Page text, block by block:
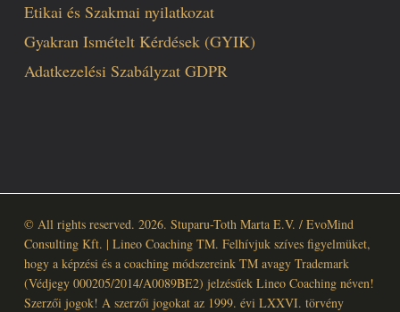
Etikai és Szakmai nyilatkozat
Gyakran Ismételt Kérdések (GYIK)
Adatkezelési Szabályzat GDPR
© All rights reserved. 2026. Stuparu-Toth Marta E.V. / EvoMind
Consulting Kft. | Lineo Coaching TM. Felhívjuk szíves figyelmüket,
hogy a képzési és a coaching módszereink TM avagy Trademark
(Védjegy 000205/2014/A0089BE2) jelzésűek Lineo Coaching néven!
Szerzői jogok! A szerzői jogokat az 1999. évi LXXVI. törvény